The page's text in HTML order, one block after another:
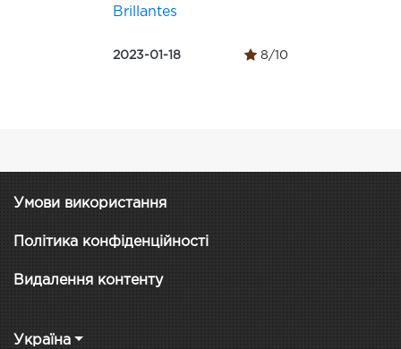
Brillantes
2023-01-18 8/10
Умови використання
Політика конфіденційності
Видалення контенту
Україна